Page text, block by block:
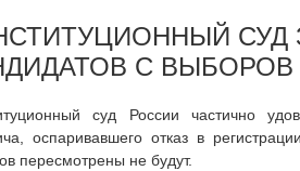
СУД
С ВЫБОРОВ
суд России частично
оспаривавшего отказ в
пересмотрены не будут.